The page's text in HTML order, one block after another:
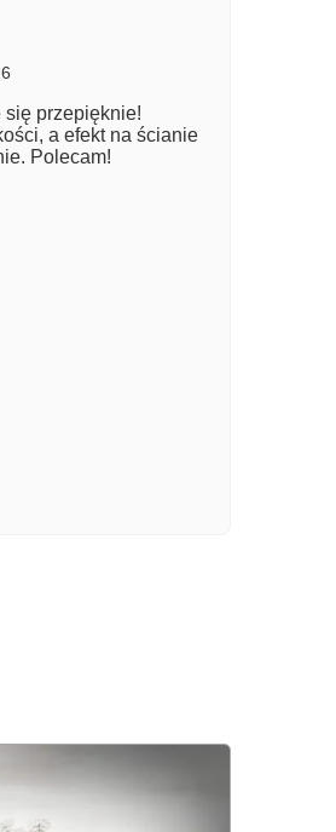
się przepięknie!
a efekt na ścianie
Polecam!